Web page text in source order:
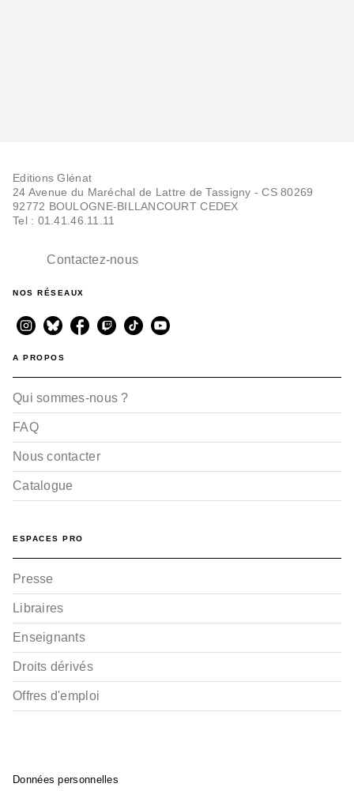
BD IMAGINAIRE
Mon ami Pierrot -
10/06/2026
L'Enfantôme
Editions Glénat
24 Avenue du Maréchal de Lattre de Tassigny - CS 80269
92772 BOULOGNE-BILLANCOURT CEDEX
Tel : 01.41.46.11.11
Contactez-nous
NOS RÉSEAUX
A PROPOS
Qui sommes-nous ?
FAQ
Nous contacter
Catalogue
ESPACES PRO
Presse
Libraires
Enseignants
Droits dérivés
Offres d'emploi
Données personnelles